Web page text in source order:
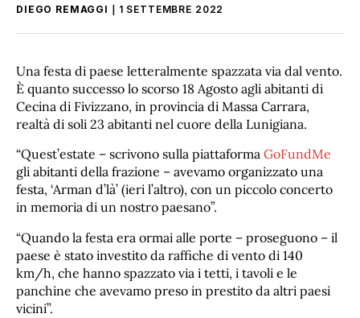
DIEGO REMAGGI 1 SETTEMBRE 2022
Una festa di paese letteralmente spazzata via dal vento.
È quanto successo lo scorso 18 Agosto agli abitanti di
Cecina di Fivizzano, in provincia di Massa Carrara,
realtà di soli 23 abitanti nel cuore della Lunigiana.
“Quest’estate – scrivono sulla piattaforma GoFundMe
gli abitanti della frazione – avevamo organizzato una
festa, ‘Arman d’là’ (ieri l’altro), con un piccolo concerto
in memoria di un nostro paesano”.
“Quando la festa era ormai alle porte – proseguono – il
paese è stato investito da raffiche di vento di 140
km/h, che hanno spazzato via i tetti, i tavoli e le
panchine che avevamo preso in prestito da altri paesi
vicini”.